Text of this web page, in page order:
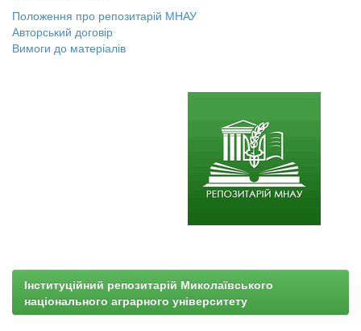
Положення про репозитарій МНАУ
Авторський договір
Вимоги до матеріалів
Інституційний репозитарій Миколаївського
національного аграрного університету